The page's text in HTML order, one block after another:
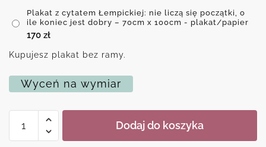
Plakat z cytatem Łempickiej: nie liczą się początki, o
ile koniec jest dobry – 70cm x 100cm - plakat/papier
170 zł
Kupujesz plakat bez ramy.
Wyceń na wymiar
Plakat
Dodaj do koszyka